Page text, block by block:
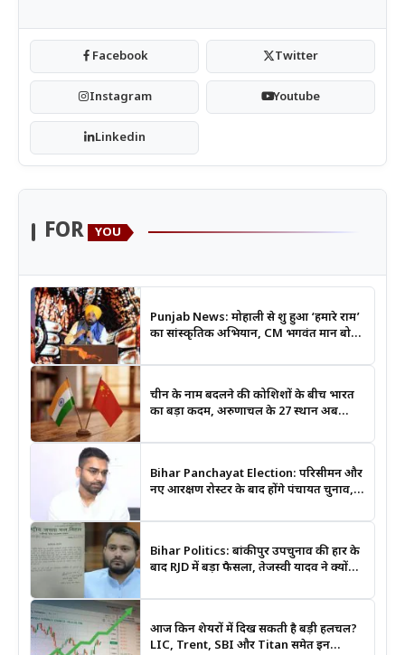
Facebook Twitter
Instagram Youtube
Linkedin
FOR YOU
Punjab News: मोहाली से शुरू हुआ ‘हमारे राम’
का सांस्कृतिक अभियान, CM भगवंत मान बोले-
चीन के नाम बदलने की कोशिशों के बीच भारत
का बड़ा कदम, अरुणाचल के 27 स्थान अब
Bihar Panchayat Election: परिसीमन और
नए आरक्षण रोस्टर के बाद होंगे पंचायत चुनाव,
Bihar Politics: बांकीपुर उपचुनाव की हार के
बाद RJD में बड़ा फैसला, तेजस्वी यादव ने क्यों
आज किन शेयरों में दिख सकती है बड़ी हलचल?
LIC, Trent, SBI और Titan समेत इन